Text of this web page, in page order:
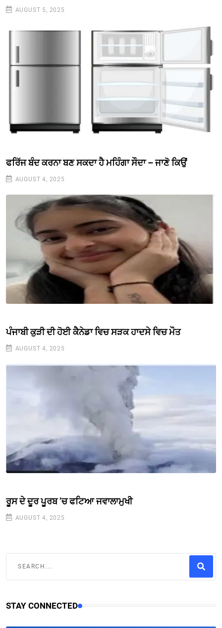
AUGUST 5, 2025
ਫਰਿੱਜ ਬੰਦ ਕਰਨਾ ਬਣ ਸਕਦਾ ਹੈ ਮਹਿੰਗਾ ਸੌਦਾ – ਜਾਣੋ ਕਿਉਂ
AUGUST 4, 2025
ਪੰਜਾਬੀ ਕੁੜੀ ਦੀ ਹੋਈ ਕੈਨੇਡਾ ਵਿਚ ਸੜਕ ਹਾਦਸੇ ਵਿਚ ਮੌਤ
AUGUST 4, 2025
ਰੂਸ ਦੇ ਦੂਰ ਪੂਰਬ ’ਚ ਫਟਿਆ ਜਵਾਲਾਮੁਖੀ
AUGUST 4, 2025
STAY CONNECTED